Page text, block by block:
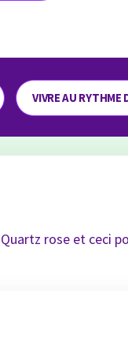
VIVRE AU RYTHME
rose et ceci